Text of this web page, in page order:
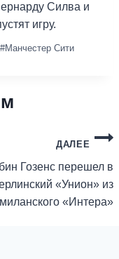
Силва и
игру.
#Манчестер Сити
ДАЛЕЕ
Гозенс перешел в
«Унион» из
миланского «Интера»